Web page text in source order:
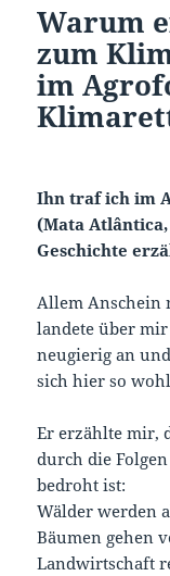
Warum
zum
im
Ihn traf ich im
(Mata
Geschichte
Allem Anschein
landete über
neugierig an
sich hier so
Er erzählte mir,
durch die
bedroht ist:
Wälder werden
Bäumen gehen
Landwirtschaft